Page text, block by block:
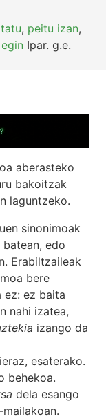
, peitu izan,
Ipar. g.e.
aberasteko
bakoitzak
laguntzeko.
sinonimoak
edo
Erabiltzaileak
bere
ez: ez baita
nahi izatea,
izango da
esaterako.
behekoa.
dela esango
mailakoan.